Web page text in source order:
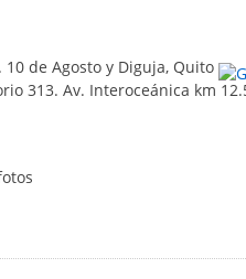
de Agosto y Diguja, Quito
313. Av. Interoceánica km